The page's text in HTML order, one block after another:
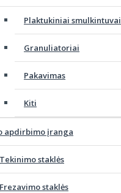
Plaktukiniai smulkintuvai
Granuliatoriai
Pakavimas
Kiti
apdirbimo įranga
Tekinimo staklės
Frezavimo staklės